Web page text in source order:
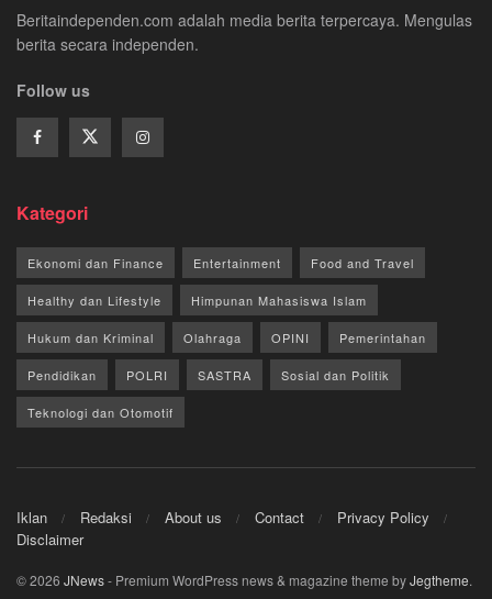
Beritaindependen.com adalah media berita terpercaya. Mengulas
berita secara independen.
Follow us
Kategori
Ekonomi dan Finance Entertainment Food and Travel
Healthy dan Lifestyle Himpunan Mahasiswa Islam
Hukum dan Kriminal Olahraga OPINI Pemerintahan
Pendidikan POLRI SASTRA Sosial dan Politik
Teknologi dan Otomotif
Iklan Redaksi About us Contact
Privacy Policy
Disclaimer
© 2026 JNews- Premium WordPress news & magazine theme byJegtheme.